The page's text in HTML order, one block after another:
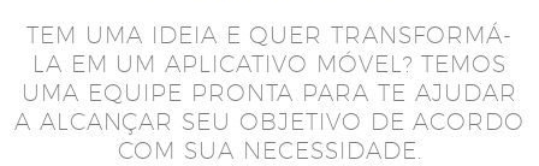
TEM UMA IDEIA E QUER TRANSFORMÁ-
LA EM UM APLICATIVO MÓVEL? TEMOS
UMA EQUIPE PRONTA PARA TE AJUDAR
A ALCANÇAR SEU OBJETIVO DE ACORDO
COM SUA NECESSIDADE.